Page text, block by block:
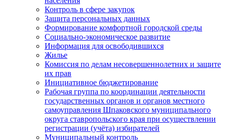
Контроль в сфере закупок
Защита персональных данных
Формирование комфортной городской среды
Социально-экономическое развитие
Информация для освободившихся
Жилье
Комиссия по делам несовершеннолетних и защите
их прав
Инициативное бюджетирование
Рабочая группа по координации деятельности
государственных органов и органов местного
самоуправления Шпаковского муниципального
округа ставропольского края при осуществлении
регистрации (учёта) избирателей
Муниципальный контроль